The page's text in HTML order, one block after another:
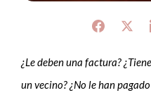
¿Le deben una factura?
un vecino? ¿No le han